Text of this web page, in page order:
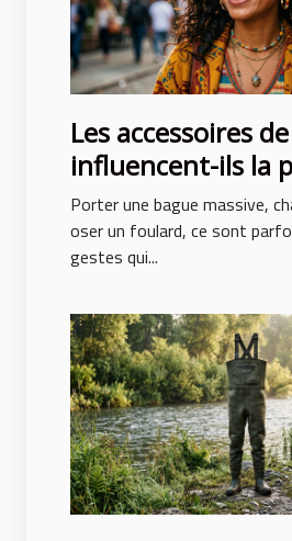
Les accessoires
influencent-ils la
de soi ?
Porter une bague massive,
oser un foulard, ce sont
gestes qui...